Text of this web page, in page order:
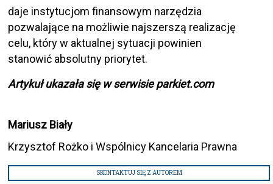
daje instytucjom finansowym narzędzia
pozwalające na możliwie najszerszą realizację
celu, który w aktualnej sytuacji powinien
stanowić absolutny priorytet.
Artykuł ukazała się w serwisie parkiet.com
Mariusz Biały
Krzysztof Rożko i Wspólnicy Kancelaria Prawna
SKONTAKTUJ SIĘ Z AUTOREM